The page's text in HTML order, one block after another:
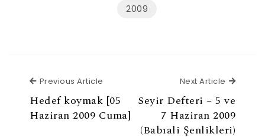
2009
Previous Article
Hedef koymak [05
Haziran 2009 Cuma]
Next Article Next
Seyir Defteri – 5 ve
7 Haziran 2009
(Babıali Şenlikleri)